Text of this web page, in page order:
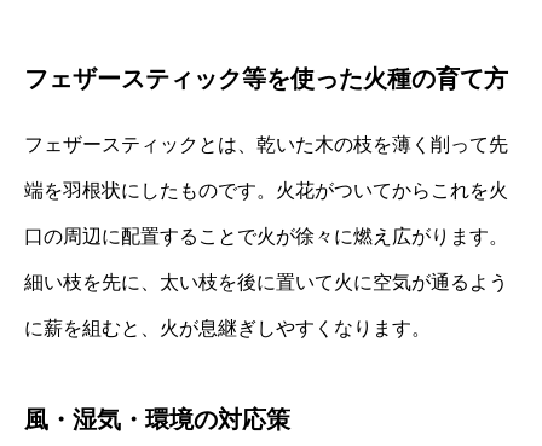
フェザースティック等を使った火種の育て方
フェザースティックとは、乾いた木の枝を薄く削って先
端を羽根状にしたものです。火花がついてからこれを火
口の周辺に配置することで火が徐々に燃え広がります。
細い枝を先に、太い枝を後に置いて火に空気が通るよう
に薪を組むと、火が息継ぎしやすくなります。
風・湿気・環境の対応策